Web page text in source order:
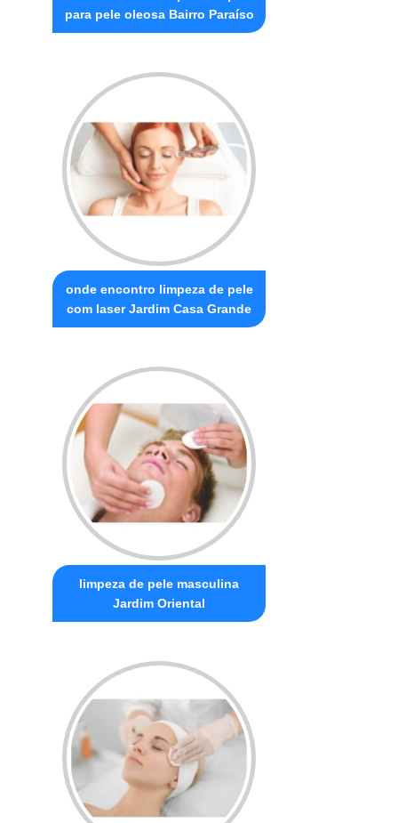
para pele oleosa Bairro Paraíso
onde encontro limpeza de pele
com laser Jardim Casa Grande
limpeza de pele masculina
Jardim Oriental